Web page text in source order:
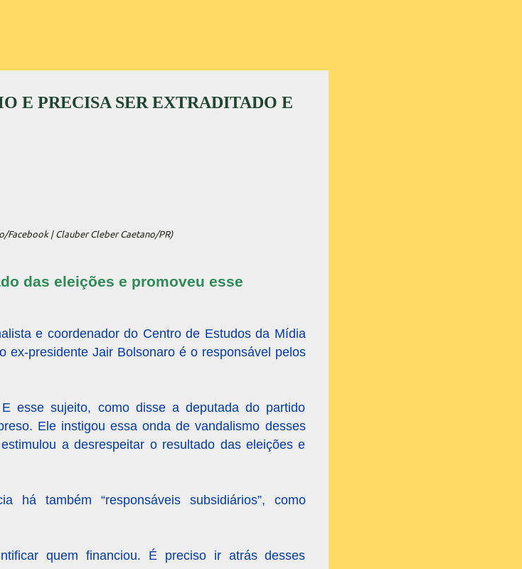
E PRECISA SER EXTRADITADO E
| Clauber Cleber Caetano/PR)
das eleições e promoveu esse
e coordenador do Centro de Estudos da Mídia
ex-presidente Jair Bolsonaro é o responsável pelos
esse sujeito, como disse a deputada do partido
Ele instigou essa onda de vandalismo desses
a desrespeitar o resultado das eleições e
há também “responsáveis subsidiários”, como
quem financiou. É preciso ir atrás desses